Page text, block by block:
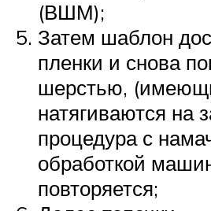
(ВШМ);
Затем шаблон
пленки и снова
шерстью,
натягиваются на
процедура с
обработкой
повторяется;